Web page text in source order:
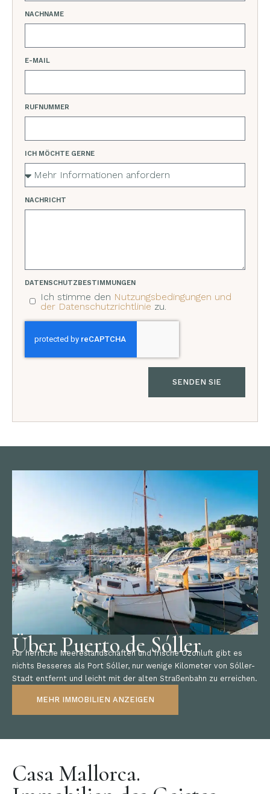
NACHNAME
E-MAIL
RUFNUMMER
ICH MÖCHTE GERNE
NACHRICHT
DATENSCHUTZBESTIMMUNGEN
Ich stimme den Nutzungsbedingungen und
der Datenschutzrichtlinie zu.
SENDEN SIE
Über Puerto de Sóller
Für herrliche Meereslandschaften und frische Ozonluft gibt es
nichts Besseres als Port Sóller, nur wenige Kilometer von Sóller-
Stadt entfernt und leicht mit der alten Straßenbahn zu erreichen.
MEHR IMMOBILIEN ANZEIGEN
Casa Mallorca.